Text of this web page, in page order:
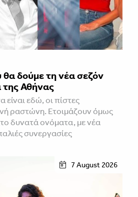
δούμε τη νέα σεζόν
της Αθήνας
εδώ, οι πίστες
ραστώνη. Ετοιμάζουν όμως
δυνατά ονόματα, με νέα
συνεργασίες
7 August 2026